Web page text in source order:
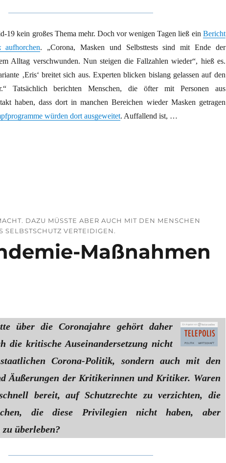
19 kein großes Thema mehr. Doch vor wenigen Tagen ließ ein Bericht
aufhorchen. „Corona, Masken und Selbsttests sind mit Ende der
Alltag verschwunden. Nun steigen die Fallzahlen wieder“, hieß es.
‚Eris‘ breitet sich aus. Experten blicken bislang gelassen auf den
Tatsächlich berichten Menschen, die öfter mit Personen aus
haben, dass dort in manchen Bereichen wieder Masken getragen
würden dort ausgeweitet. Auffallend ist, …
– alte Frontstellungen?“
DAZU MÜSSTE ABER AUCH MIT DEN MENSCHEN
VERTEIDIGEN.
Maßnahmen
über die Coronajahre gehört daher
die kritische Auseinandersetzung nicht
Corona-Politik, sondern auch mit den
Äußerungen der Kritikerinnen und Kritiker. Waren
bereit, auf Schutzrechte zu verzichten, die
die diese Privilegien nicht haben, aber
überleben?